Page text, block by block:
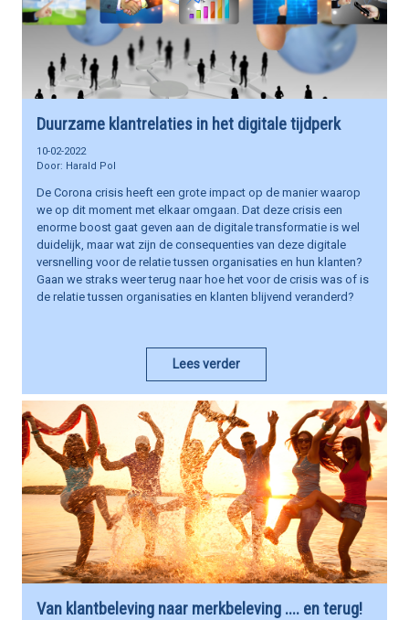
Duurzame klantrelaties in het digitale tijdperk
10-02-2022
Harald Pol
De Corona crisis heeft een grote impact op de manier waarop
we op dit moment met elkaar omgaan. Dat deze crisis een
enorme boost gaat geven aan de digitale transformatie is wel
duidelijk, maar wat zijn de consequenties van deze digitale
versnelling voor de relatie tussen organisaties en hun klanten?
Gaan we straks weer terug naar hoe het voor de crisis was of is
de relatie tussen organisaties en klanten blijvend veranderd?
Lees verder
Van klantbeleving naar merkbeleving .... en terug!